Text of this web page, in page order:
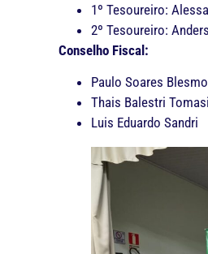
1º Tesoureiro:
2º Tesoureiro:
Conselho Fiscal:
Paulo Soares
Thais Balestri Tomasi
Luis Eduardo Sandri